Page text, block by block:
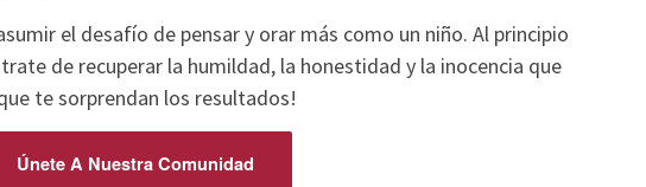
el desafío de pensar y orar más como un niño. Al principio
de recuperar la humildad, la honestidad y la inocencia que
te sorprendan los resultados!
Únete A Nuestra Comunidad